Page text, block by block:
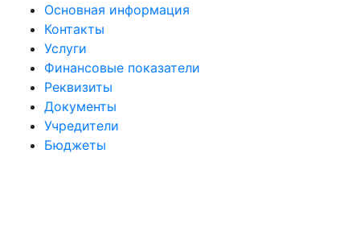
Основная информация
Контакты
Услуги
Финансовые показатели
Реквизиты
Документы
Учредители
Бюджеты